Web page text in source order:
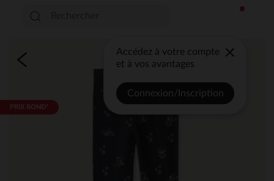
Accédez à votre compte
et à vos avantages
Connexion/Inscription
PRIX ROND*